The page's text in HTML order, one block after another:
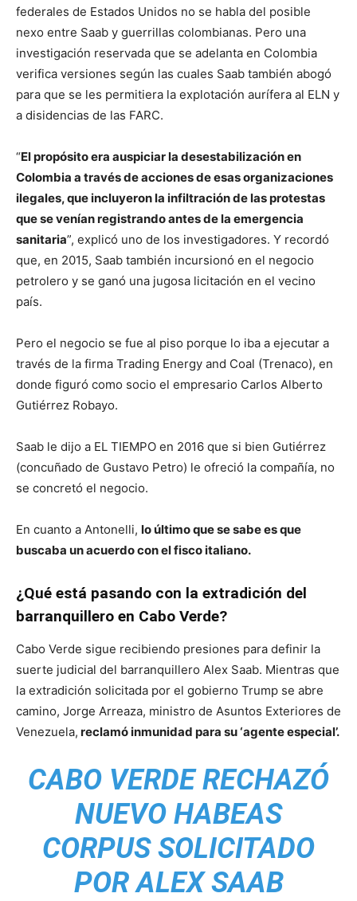
federales de Estados Unidos no se habla del posible
nexo entre Saab y guerrillas colombianas. Pero una
investigación reservada que se adelanta en Colombia
verifica versiones según las cuales Saab también abogó
para que se les permitiera la explotación aurífera al ELN y
a disidencias de las FARC.
“El propósito era auspiciar la desestabilización en
Colombia a través de acciones de esas organizaciones
ilegales, que incluyeron la infiltración de las protestas
que se venían registrando antes de la emergencia
sanitaria”, explicó uno de los investigadores. Y recordó
que, en 2015, Saab también incursionó en el negocio
petrolero y se ganó una jugosa licitación en el vecino
país.
Pero el negocio se fue al piso porque lo iba a ejecutar a
través de la firma Trading Energy and Coal (Trenaco), en
donde figuró como socio el empresario Carlos Alberto
Gutiérrez Robayo.
Saab le dijo a EL TIEMPO en 2016 que si bien Gutiérrez
(concuñado de Gustavo Petro) le ofreció la compañía, no
se concretó el negocio.
En cuanto a Antonelli, lo último que se sabe es que
buscaba un acuerdo con el fisco italiano.
¿Qué está pasando con la extradición del
barranquillero en Cabo Verde?
Cabo Verde sigue recibiendo presiones para definir la
suerte judicial del barranquillero Alex Saab. Mientras que
la extradición solicitada por el gobierno Trump se abre
camino, Jorge Arreaza, ministro de Asuntos Exteriores de
Venezuela, reclamó inmunidad para su ‘agente especial’.
CABO VERDE RECHAZÓ
NUEVO HABEAS
CORPUS SOLICITADO
POR ALEX SAAB